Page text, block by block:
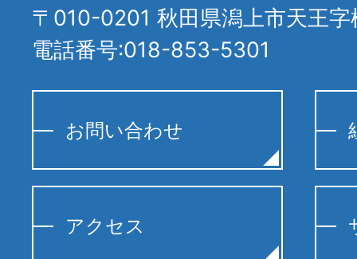
〒010-0201 秋田県潟上市天王
電話番号:018-853-5301
お問い合わせ
アクセス